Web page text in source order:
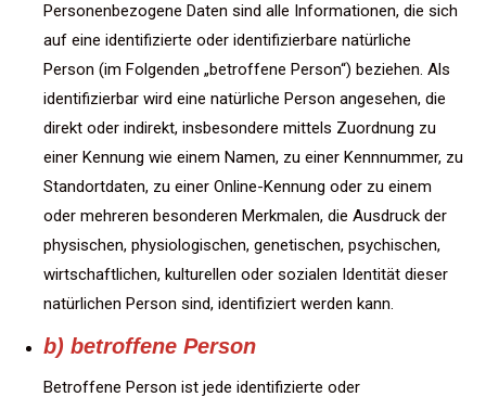
Personenbezogene Daten sind alle Informationen, die sich
auf eine identifizierte oder identifizierbare natürliche
Person (im Folgenden „betroffene Person“) beziehen. Als
identifizierbar wird eine natürliche Person angesehen, die
direkt oder indirekt, insbesondere mittels Zuordnung zu
einer Kennung wie einem Namen, zu einer Kennnummer, zu
Standortdaten, zu einer Online-Kennung oder zu einem
oder mehreren besonderen Merkmalen, die Ausdruck der
physischen, physiologischen, genetischen, psychischen,
wirtschaftlichen, kulturellen oder sozialen Identität dieser
natürlichen Person sind, identifiziert werden kann.
b) betroffene Person
Betroffene Person ist jede identifizierte oder